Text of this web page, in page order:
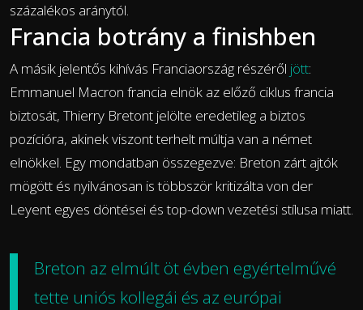
százalékos aránytól.
Francia botrány a finishben
A másik jelentős kihívás Franciaország részéről jött:
Emmanuel Macron francia elnök az előző ciklus francia
biztosát, Thierry Bretont jelölte eredetileg a biztos
pozícióra, akinek viszont terhelt múltja van a német
elnökkel. Egy mondatban összegezve: Breton zárt ajtók
mögött és nyilvánosan is többször kritizálta von der
Leyent egyes döntései és top-down vezetési stílusa miatt.
Breton az elmúlt öt évben egyértelművé
tette uniós kollegái és az európai